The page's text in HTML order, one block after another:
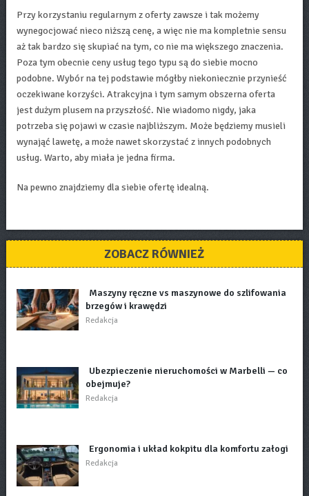
Przy korzystaniu regularnym z oferty zawsze i tak możemy
wynegocjować nieco niższą cenę, a więc nie ma kompletnie sensu
aż tak bardzo się skupiać na tym, co nie ma większego znaczenia.
Poza tym obecnie ceny usług tego typu są do siebie mocno
podobne. Wybór na tej podstawie mógłby niekoniecznie przynieść
oczekiwane korzyści. Atrakcyjna i tym samym obszerna oferta
jest dużym plusem na przyszłość. Nie wiadomo nigdy, jaka
potrzeba się pojawi w czasie najbliższym. Może będziemy musieli
wynająć lawetę, a może nawet skorzystać z innych podobnych
usług. Warto, aby miała je jedna firma.
Na pewno znajdziemy dla siebie ofertę idealną.
ZOBACZ RÓWNIEŻ
Maszyny ręczne vs maszynowe do szlifowania
brzegów i krawędzi
Redakcja
Ubezpieczenie nieruchomości w Marbelli — co
obejmuje?
Redakcja
Ergonomia i układ kokpitu dla komfortu załogi
Redakcja